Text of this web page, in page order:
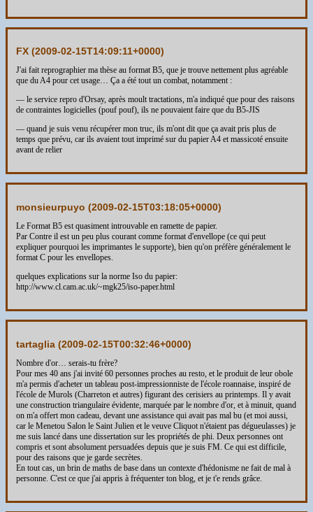
FX (2009-02-15T14:09:11+0000)
J'ai fait reprographier ma thèse au format B5, que je trouve nettement plus agréable
que du A4 pour cet usage… Ça a été tout un combat, notamment :
— le service repro d'Orsay, après moult tractations, m'a indiqué que pour des raisons
de contraintes logicielles (pouf pouf), ils ne pouvaient faire que du B5-JIS
— quand je suis venu récupérer mon truc, ils m'ont dit que ça avait pris plus de
temps que prévu, car ils avaient tout imprimé sur du papier A4 et massicoté ensuite
avant de relier
monsieurpuyo (2009-02-15T03:18:05+0000)
Le Format B5 est quasiment introuvable en ramette de papier.
Par Contre il est un peu plus courant comme format d'envellope (ce qui peut
expliquer pourquoi les imprimantes le supporte), bien qu'on préfère généralement le
format C pour les envellopes.
quelques explications sur la norme Iso du papier:
http://www.cl.cam.ac.uk/~mgk25/iso-paper.html
tartaglia (2009-02-15T00:32:46+0000)
Nombre d'or… serais-tu frère?
Pour mes 40 ans j'ai invité 60 personnes proches au resto, et le produit de leur obole
m'a permis d'acheter un tableau post-impressionniste de l'école roannaise, inspiré de
l'école de Murols (Charreton et autres) figurant des cerisiers au printemps. Il y avait
une construction triangulaire évidente, marquée par le nombre d'or, et à minuit, quand
on m'a offert mon cadeau, devant une assistance qui avait pas mal bu (et moi aussi,
car le Menetou Salon le Saint Julien et le veuve Cliquot n'étaient pas dégueulasses) je
me suis lancé dans une dissertation sur les propriétés de phi. Deux personnes ont
compris et sont absolument persuadées depuis que je suis FM. Ce qui est difficile,
pour des raisons que je garde secrètes.
En tout cas, un brin de maths de base dans un contexte d'hédonisme ne fait de mal à
personne. C'est ce que j'ai appris à fréquenter ton blog, et je t'e rends grâce.